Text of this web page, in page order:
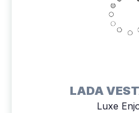
LADA
Luxe